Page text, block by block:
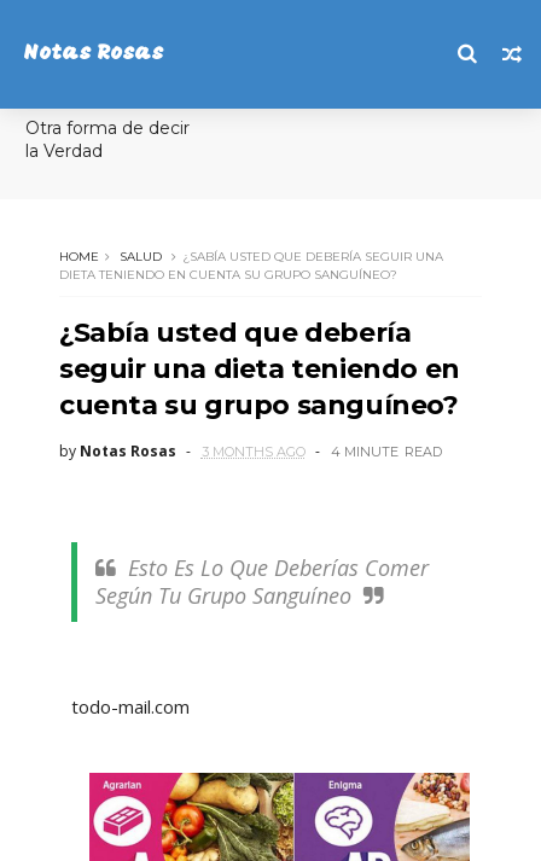
Notas Rosas
Otra forma de decir
la Verdad
HOME SALUD
¿SABÍA USTED QUE DEBERÍA SEGUIR UNA
DIETA TENIENDO EN CUENTA SU GRUPO SANGUÍNEO?
¿Sabía usted que debería
seguir una dieta teniendo en
cuenta su grupo sanguíneo?
by Notas Rosas 3 MONTHS AGO 4 MINUTE READ
Esto Es Lo Que Deberías Comer
Según Tu Grupo Sanguíneo
todo-mail.com